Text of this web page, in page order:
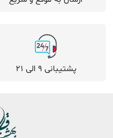
پشتیبانی 9 الی 21